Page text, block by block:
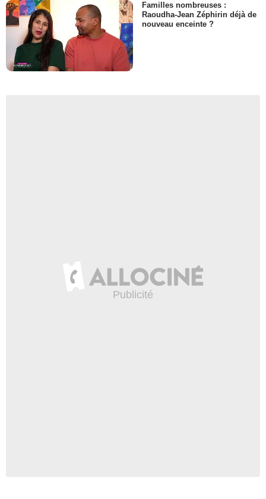
Familles nombreuses :
Raoudha-Jean Zéphirin déjà de
nouveau enceinte ?